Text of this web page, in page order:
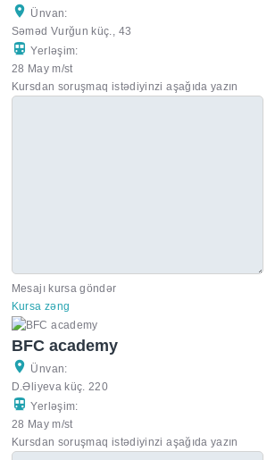
Ünvan:
Səməd Vurğun küç., 43
Yerləşim:
28 May m/st
Kursdan soruşmaq istədiyinzi aşağıda yazın
Mesajı kursa göndər
Kursa zəng
BFC academy
Ünvan:
D.Əliyeva küç. 220
Yerləşim:
28 May m/st
Kursdan soruşmaq istədiyinzi aşağıda yazın